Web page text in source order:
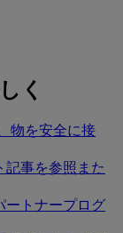
く
物を安全に接
記事を参照また
ートナープログ